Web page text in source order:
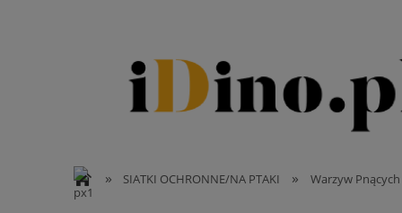
» SIATKI OCHRONNE/NA PTAKI » Warzyw Pnących